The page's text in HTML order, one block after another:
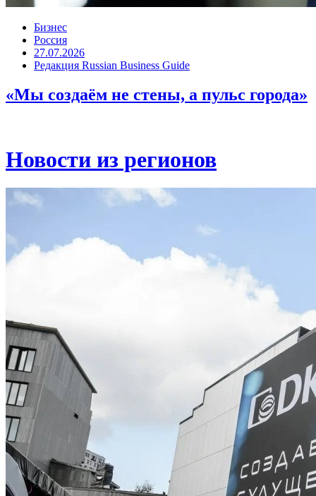
Бизнес
Россия
27.07.2026
Редакция Russian Business Guide
«Мы создаём не стены, а пульс города»
Новости из регионов